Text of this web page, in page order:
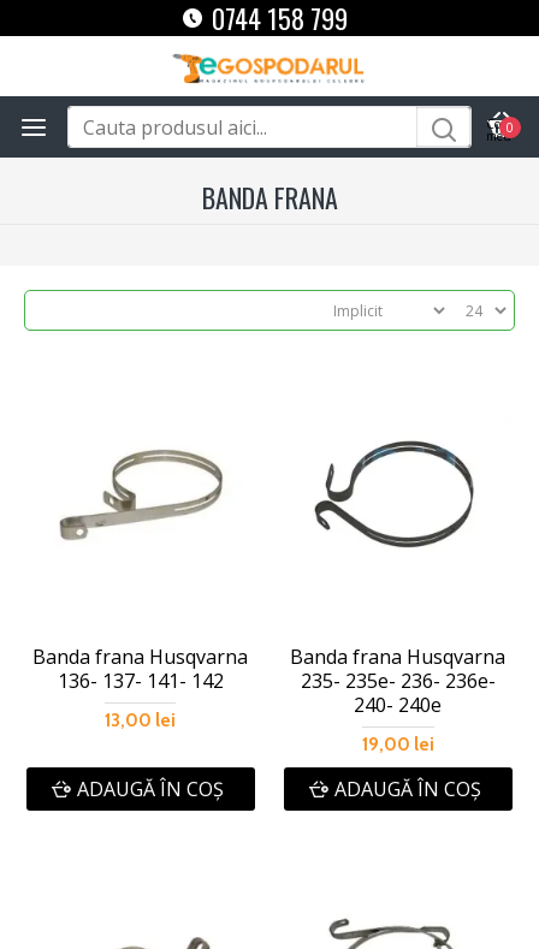
0744 158 799
0
BANDA FRANA
Banda frana Husqvarna
136- 137- 141- 142
13,00 lei
ADAUGĂ ÎN COŞ
Banda frana Husqvarna
235- 235e- 236- 236e-
240- 240e
19,00 lei
ADAUGĂ ÎN COŞ